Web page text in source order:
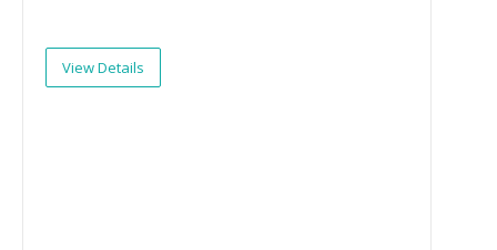
View Details